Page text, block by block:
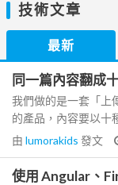
技術文章
最新
同一篇內容翻成
我們做的是一套「上
的產品，內容要以十
由 lumorakids 發文
使用 Angular、